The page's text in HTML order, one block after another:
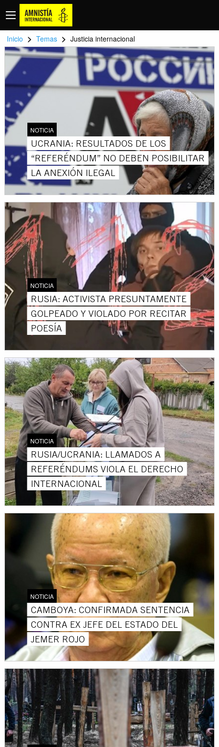
Inicio > Temas > Justicia internacional
NOTICIA
UCRANIA: RESULTADOS DE LOS
“REFERÉNDUM” NO DEBEN POSIBILITAR
LA ANEXIÓN ILEGAL
NOTICIA
RUSIA: ACTIVISTA PRESUNTAMENTE
GOLPEADO Y VIOLADO POR RECITAR
POESÍA
NOTICIA
RUSIA/UCRANIA: LLAMADOS A
REFERÉNDUMS VIOLA EL DERECHO
INTERNACIONAL
NOTICIA
CAMBOYA: CONFIRMADA SENTENCIA
CONTRA EX JEFE DEL ESTADO DEL
JEMER ROJO